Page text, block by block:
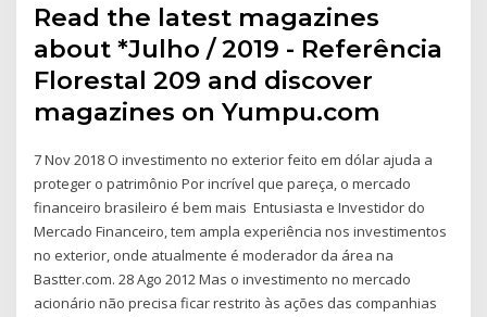
Read the latest magazines
about *Julho / 2019 - Referência
Florestal 209 and discover
magazines on Yumpu.com
7 Nov 2018 O investimento no exterior feito em dólar ajuda a
proteger o patrimônio Por incrível que pareça, o mercado
financeiro brasileiro é bem mais Entusiasta e Investidor do
Mercado Financeiro, tem ampla experiência nos investimentos
no exterior, onde atualmente é moderador da área na
Bastter.com. 28 Ago 2012 Mas o investimento no mercado
acionário não precisa ficar restrito às ações das companhias